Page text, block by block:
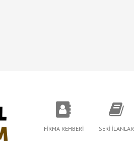
FİRMA REHBERİ SERİ İLANLAR